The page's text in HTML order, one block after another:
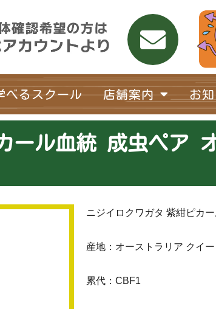
べるスクール 店舗案内 お
ール血統 成虫ペア
ニジイロクワガタ 紫紺ピカ
産地：オーストラリア クイ
累代：CBF1